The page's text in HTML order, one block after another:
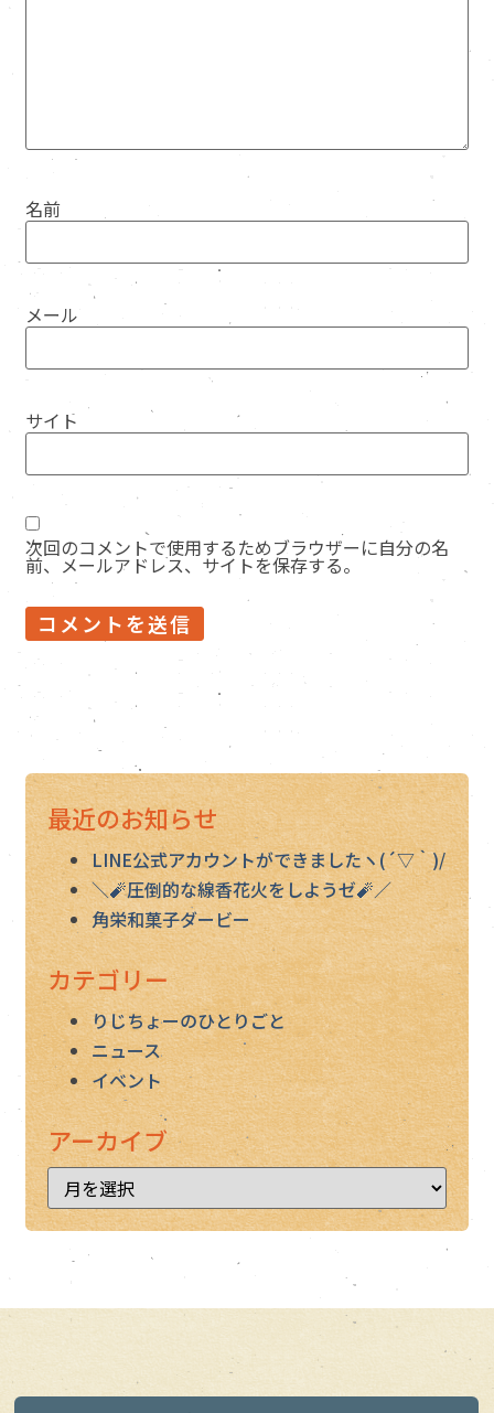
名前
メール
サイト
次回のコメントで使用するためブラウザーに自分の名
前、メールアドレス、サイトを保存する。
最近のお知らせ
LINE公式アカウントができましたヽ(´▽｀)/
＼🧨圧倒的な線香花火をしようゼ🧨／
角栄和菓子ダービー
カテゴリー
りじちょーのひとりごと
ニュース
イベント
アーカイブ